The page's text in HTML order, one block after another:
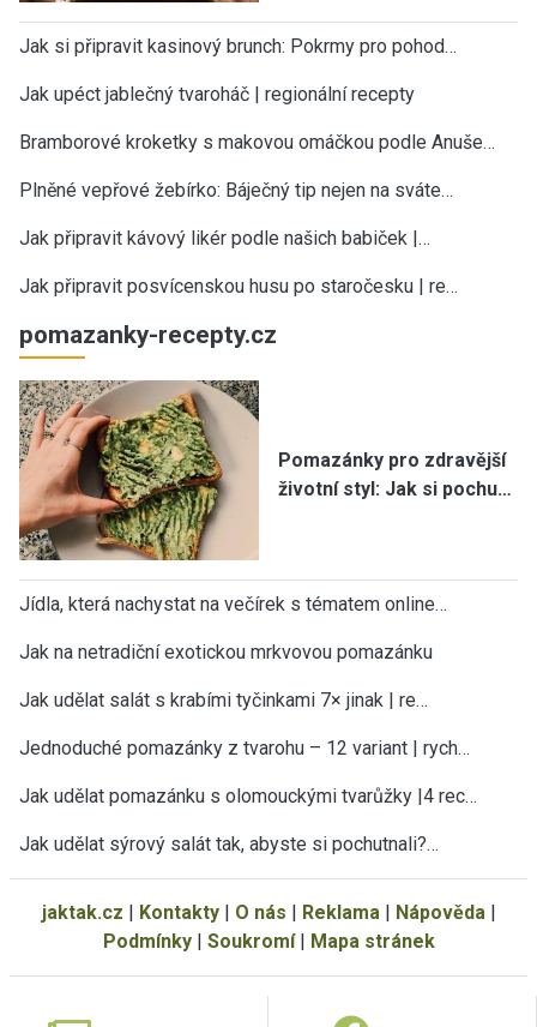
Jak si připravit kasinový brunch: Pokrmy pro pohod…
Jak upéct jablečný tvaroháč | regionální recepty
Bramborové kroketky s makovou omáčkou podle Anuše…
Plněné vepřové žebírko: Báječný tip nejen na sváte…
Jak připravit kávový likér podle našich babiček |…
Jak připravit posvícenskou husu po staročesku | re…
pomazanky-recepty.cz
Pomazánky pro zdravější
životní styl: Jak si pochu…
Jídla, která nachystat na večírek s tématem online…
Jak na netradiční exotickou mrkvovou pomazánku
Jak udělat salát s krabími tyčinkami 7× jinak | re…
Jednoduché pomazánky z tvarohu – 12 variant | rych…
Jak udělat pomazánku s olomouckými tvarůžky |4 rec…
Jak udělat sýrový salát tak, abyste si pochutnali?…
jaktak.cz Kontakty| O nás Reklama| Nápověda|
Podmínky| Soukromí| Mapa stránek